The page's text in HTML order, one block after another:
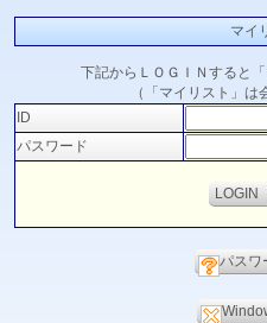
マイ
下記からＬＯＧＩＮすると
（「マイリスト」は
ID
パスワード
パスワ